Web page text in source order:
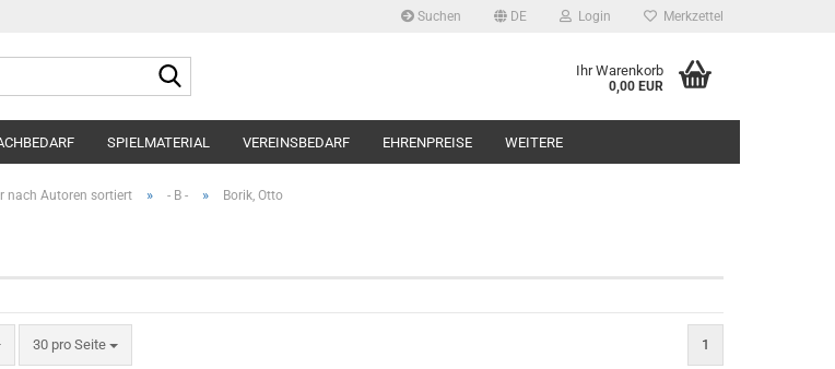
Suchen DE Login Merkzettel
Ihr Warenkorb
0,00 EUR
SPIELMATERIAL VEREINSBEDARF EHRENPREISE WEITERE
nach Autoren sortiert » - B - » Borik, Otto
30 pro Seite
pro Seite 1